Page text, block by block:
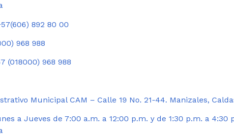
892 80 00
968 988
(018000) 968 988
Municipal CAM – Calle 19 No. 21-44. Manizales,
a Jueves de 7:00 a.m. a 12:00 p.m. y de 1:30 p.m. a